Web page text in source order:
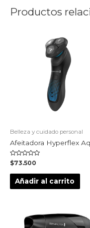
Productos
Belleza y cuidado personal
Afeitadora Hyperflex
Valorado
en
0
$73.500
Añadir al carrito